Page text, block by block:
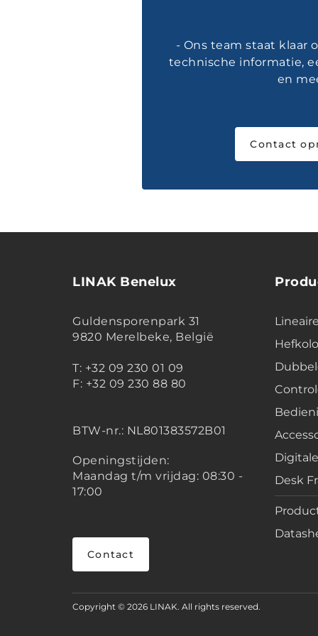
- Ons team staat klaar
technische informatie,
en
Contact
LINAK Benelux
Guldensporenpark 31
9820 Merelbeke, België
T: +32 09 230 01 09
F: +32 09 230 88 80
BTW-nr.: NL801383572B01
Openingstijden:
Maandag t/m vrijdag: 08:30 -
17:00
Contact
Desk
Copyright © 2026 LINAK. All rights reserved.